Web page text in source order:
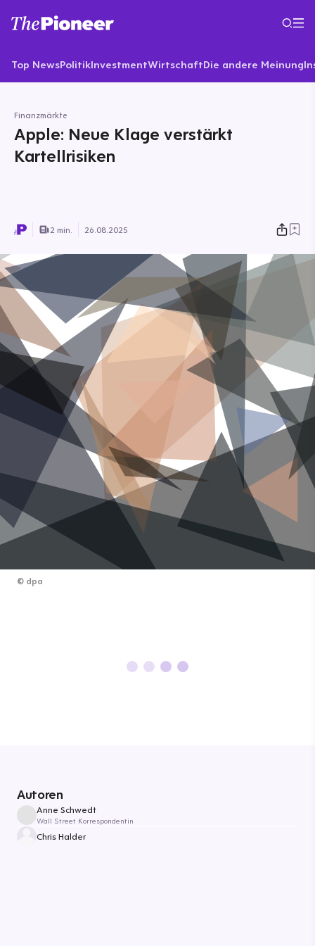
Top NewsPolitikInvestmentWirtschaftDie andere Meinung
Finanzmärkte
Apple: Neue Klage verstärkt
Kartellrisiken
2 min. 26.08.2025
© dpa
Autoren
Anne Schwedt
Wall Street Korrespondentin
Chris Halder